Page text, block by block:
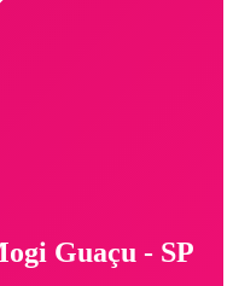
Guaçu - SP